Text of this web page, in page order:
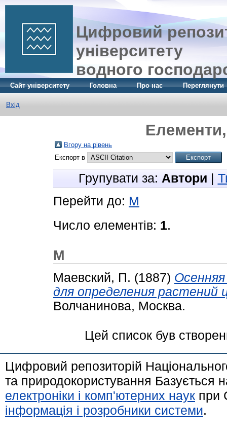
Цифровий
університету
водного
Сайт університету Головна Про нас Переглянути
Вхід
Вгору на рівень
Експорт в
Групувати за: Автори
Перейти до: М
Число елементів: 1.
М
Маевский, П. (1887)
для определения растений
Волчанинова, Москва.
Цей список був
Цифровий репозиторій
та природокористування Базується
електроніки і комп'ютерних наук при
інформація і розробники системи.